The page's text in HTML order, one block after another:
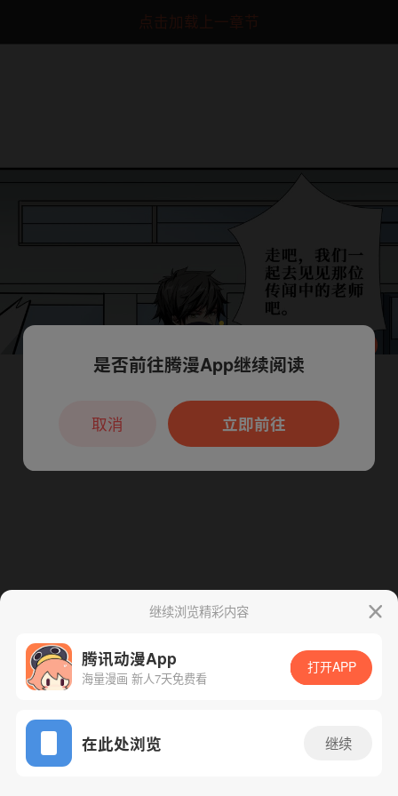
点击加载上一章节
App免费看
腾漫App免费看
继续浏览精彩内容
腾讯动漫App
海量漫画 新人7天免费看
打开APP
在此处浏览 继续
本章节仅支持App阅读，可打开App新用
户7天免费看
是否前往腾漫App继续阅读
立即前往
取消